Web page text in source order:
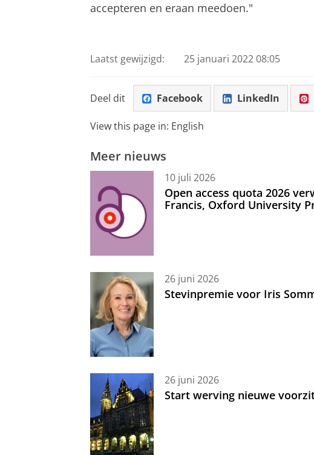
accepteren en eraan meedoen."
Laatst gewijzigd: 25 januari 2022 08:05
Deel dit Facebook LinkedIn
View this page in: English
Meer nieuws
10 juli 2026
Open access quota 2026
Francis, Oxford University
26 juni 2026
Stevinpremie voor Iris
26 juni 2026
Start werving nieuwe